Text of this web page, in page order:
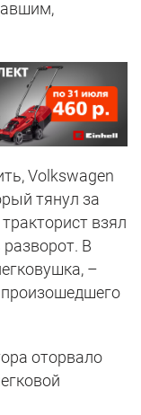
Volkswagen
тянул за
взял
В
–
оторвало